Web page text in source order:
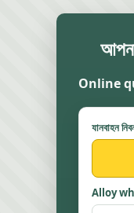
Online
যানবাহন
Alloy